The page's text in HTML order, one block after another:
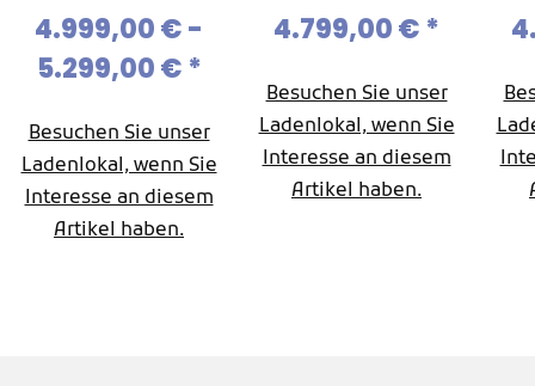
leichtes
Ebike,11-Gang
4.999,00 € -
5.299,00 € *
Besuchen Sie unser
Ladenlokal, wenn Sie
Interesse an diesem
Artikel haben.
leichtes
Kette
4.799,00 € *
Besuchen Sie unser
Ladenlokal, wenn Sie
Interesse an diesem
Artikel haben.